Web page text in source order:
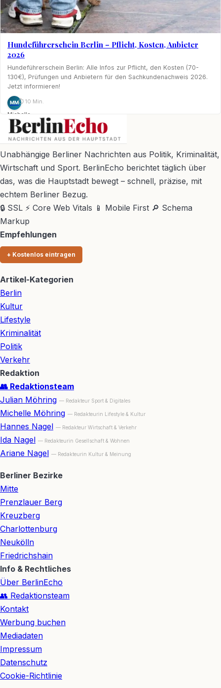
Hundeführerschein Berlin – Pflicht, Kosten, Anbieter
2026
Hundeführerschein Berlin: Alle Infos zur Pflicht, den Kosten (70-
130€), Prüfungen und Anbietern für den Sachkundenachweis 2026.
Jetzt informieren!
MM
Michelle
Möhring
⏱ 10 Min.
BerlinEcho – Zur Startseite
Unabhängige Berliner Nachrichten aus Politik, Kriminalität,
Wirtschaft und Sport. BerlinEcho berichtet täglich über
das, was die Hauptstadt bewegt – schnell, präzise, mit
echtem Berliner Bezug.
🔒 SSL ⚡ Core Web Vitals 📱 Mobile First 🔎 Schema
Markup
Empfehlungen
+ Kostenlos eintragen
Artikel-Kategorien
Berlin
Kultur
Lifestyle
Kriminalität
Politik
Verkehr
Redaktion
👥 Redaktionsteam
Julian Möhring — Redakteur Sport & Digitales
Michelle Möhring — Redakteurin Lifestyle & Kultur
Hannes Nagel — Redakteur Wirtschaft & Verkehr
Ida Nagel — Redakteurin Gesellschaft & Wohnen
Ariane Nagel — Redakteurin Kultur & Meinung
Berliner Bezirke
Mitte
Prenzlauer Berg
Kreuzberg
Charlottenburg
Neukölln
Friedrichshain
Info & Rechtliches
Über BerlinEcho
👥 Redaktionsteam
Kontakt
Werbung buchen
Mediadaten
Impressum
Datenschutz
Cookie-Richtlinie